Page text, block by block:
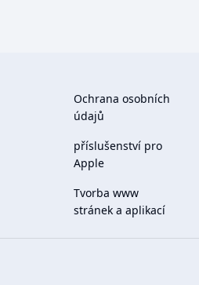
Ochrana osobních
údajů
příslušenství pro
Apple
Tvorba www
stránek a aplikací